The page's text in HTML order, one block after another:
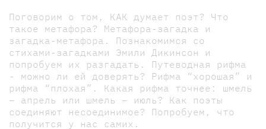
Поговорим о том, КАК думает поэт? Что
такое метафора? Метафора-загадка и
загадка-метафора. Познакомимся со
стихами-загадками Эмили Дикинсон и
попробуем их разгадать. Путеводная рифма
- можно ли ей доверять? Рифма “хорошая” и
рифма “плохая”. Какая рифма точнее: шмель
– апрель или шмель – июль? Как поэты
соединяют несоединимое? Попробуем, что
получится у нас самих.